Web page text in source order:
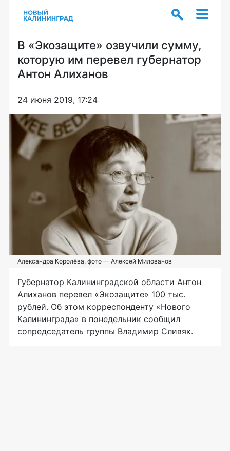
В «Экозащите» озвучили сумму,
которую им перевел губернатор
Антон Алиханов
24 июня 2019, 17:24
Александра Королёва, фото — Алексей Милованов
Губернатор Калининградской области Антон
Алиханов перевел «Экозащите» 100 тыс.
рублей. Об этом корреспонденту «Нового
Калининграда» в понедельник сообщил
сопредседатель группы Владимир Сливяк.